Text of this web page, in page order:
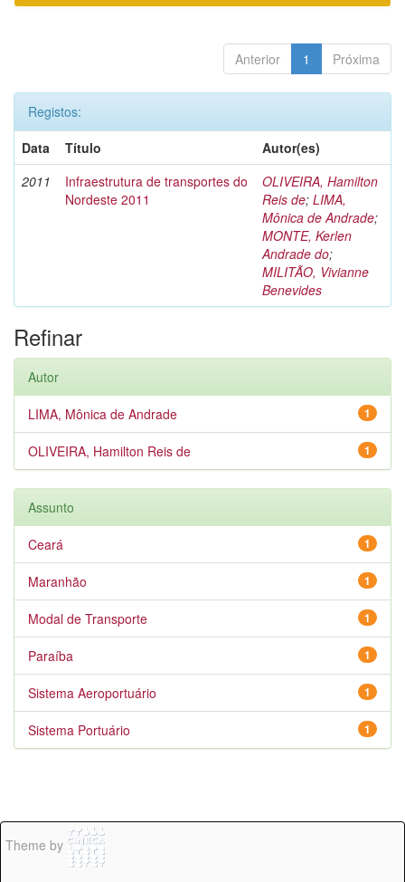
Anterior 1 Próxima
Registos:
Data
Título
Autor(es)
2011
Infraestrutura de transportes do
Nordeste 2011
OLIVEIRA, Hamilton
Reis de; LIMA,
Mônica de Andrade;
MONTE, Kerlen
Andrade do;
MILITÃO, Vivianne
Benevides
Refinar
Autor
1
LIMA, Mônica de Andrade
1
OLIVEIRA, Hamilton Reis de
Assunto
1
Ceará
1
Maranhão
1
Modal de Transporte
1
Paraíba
1
Sistema Aeroportuário
1
Sistema Portuário
Theme by